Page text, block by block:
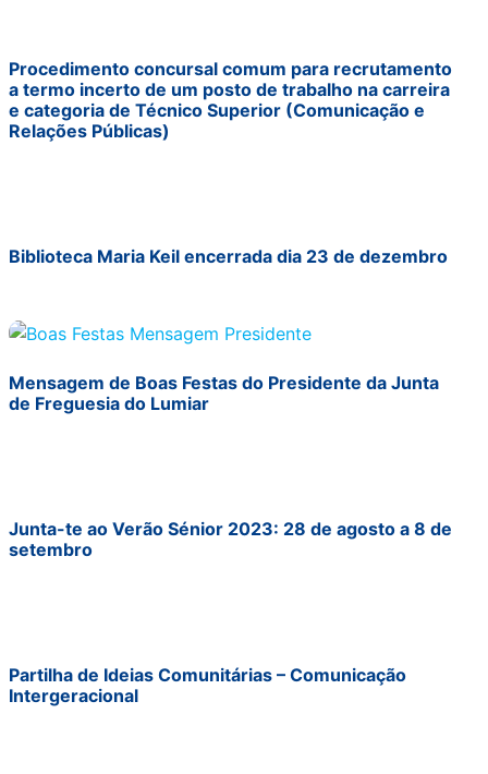
Procedimento concursal comum para recrutamento
a termo incerto de um posto de trabalho na carreira
e categoria de Técnico Superior (Comunicação e
Relações Públicas)
Biblioteca Maria Keil encerrada dia 23 de dezembro
Mensagem de Boas Festas do Presidente da Junta
de Freguesia do Lumiar
Junta-te ao Verão Sénior 2023: 28 de agosto a 8 de
setembro
Partilha de Ideias Comunitárias – Comunicação
Intergeracional